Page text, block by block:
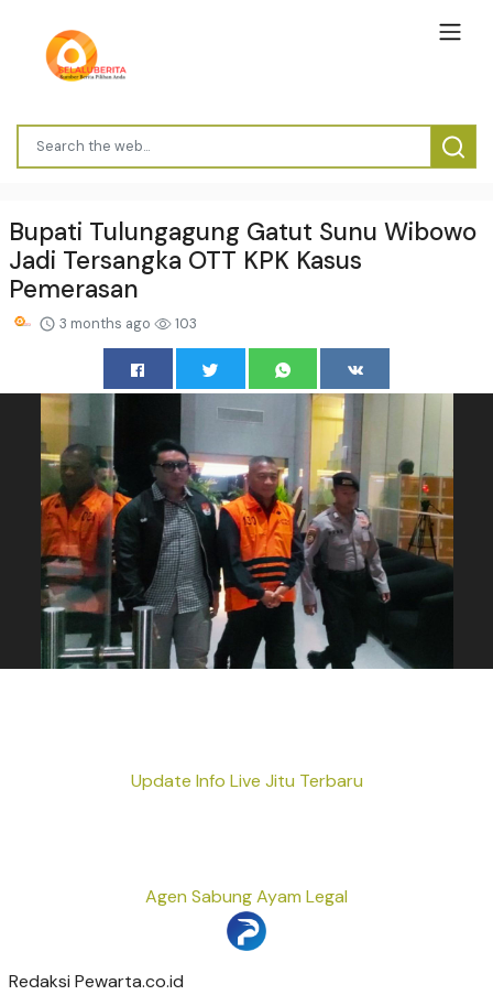
Bupati Tulungagung Gatut Sunu Wibowo
Jadi Tersangka OTT KPK Kasus
Pemerasan
3 months ago 103
Update Info Live Jitu Terbaru
Agen Sabung Ayam Legal
Redaksi Pewarta.co.id